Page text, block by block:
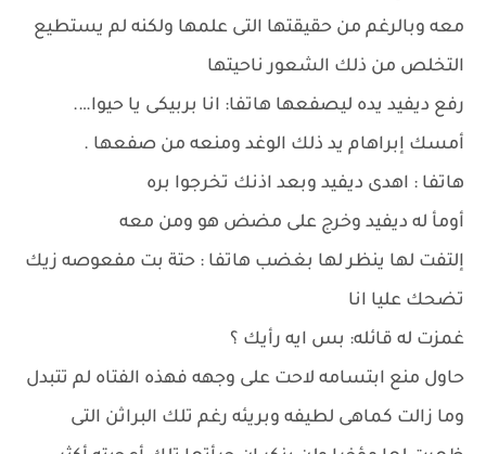
معه وبالرغم من حقيقتها التى علمها ولكنه لم يستطيع
التخلص من ذلك الشعور ناحيتها
رفع ديفيد يده ليصفعها هاتفا: انا بربيكى يا حيوا….
أمسك إبراهام يد ذلك الوغد ومنعه من صفعها .
هاتفا : اهدى ديفيد وبعد اذنك تخرجوا بره
أومأ له ديفيد وخرج على مضض هو ومن معه
إلتفت لها ينظر لها بغضب هاتفا : حتة بت مفعوصه زيك
تضحك عليا انا
غمزت له قائله: بس ايه رأيك ؟
حاول منع ابتسامه لاحت على وجهه فهذه الفتاه لم تتبدل
وما زالت كماهى لطيفه وبريئه رغم تلك البراثن التى